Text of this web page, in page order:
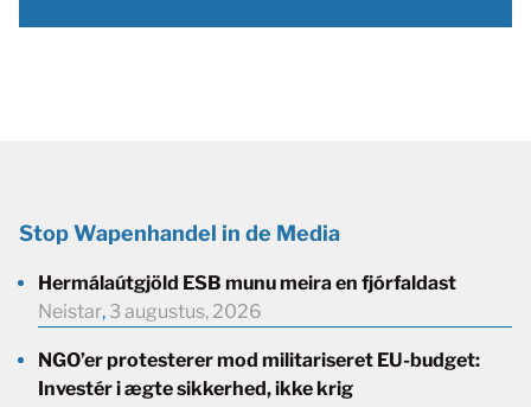
Stop Wapenhandel in de Media
Hermálaútgjöld ESB munu meira en fjórfaldast
Neistar, 3 augustus, 2026
NGO’er protesterer mod militariseret EU-budget:
Investér i ægte sikkerhed, ikke krig